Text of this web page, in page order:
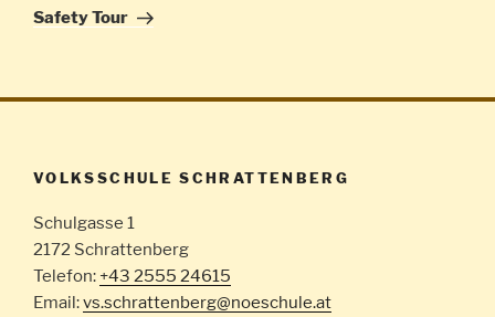
Beitrag
Safety Tour
VOLKSSCHULE SCHRATTENBERG
Schulgasse 1
2172 Schrattenberg
Telefon: +43 2555 24615
Email:vs.schrattenberg@noeschule.at